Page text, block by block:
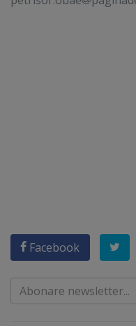
Facebook